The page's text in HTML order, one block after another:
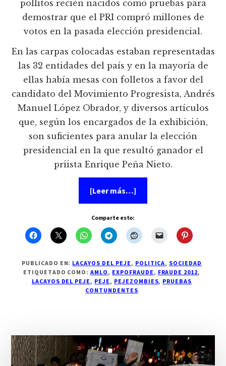
pollitos recién nacidos como pruebas para
demostrar que el PRI compró millones de
votos en la pasada elección presidencial.
En las carpas colocadas estaban representadas
las 32 entidades del país y en la mayoría de
ellas había mesas con folletos a favor del
candidato del Movimiento Progresista, Andrés
Manuel López Obrador, y diversos artículos
que, según los encargados de la exhibición,
son suficientes para anular la elección
presidencial en la que resultó ganador el
priista Enrique Peña Nieto.
[Leer más…]
Pejelovers:
de
la
izquierda:
pollos,
un
chivo…
Comparte esto:
PUBLICADO EN: LACAYOS DEL PEJE , POLITICA, SOCIEDAD
ETIQUETADO COMO:AMLO , EXPOFRAUDE , FRAUDE 2012,
LACAYOS DEL PEJE , PEJE , PEJEZOMBIES, PRUEBAS
CONTUNDENTES